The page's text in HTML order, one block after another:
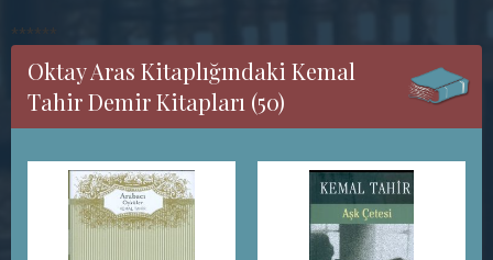
******
Oktay Aras Kitaplığındaki Kemal
Tahir Demir Kitapları (50)